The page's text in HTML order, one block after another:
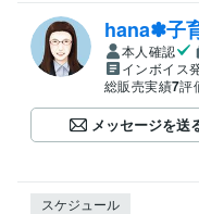
hana✽子
本人確認
インボイス
総販売実績7評
メッセージを送
スケジュール